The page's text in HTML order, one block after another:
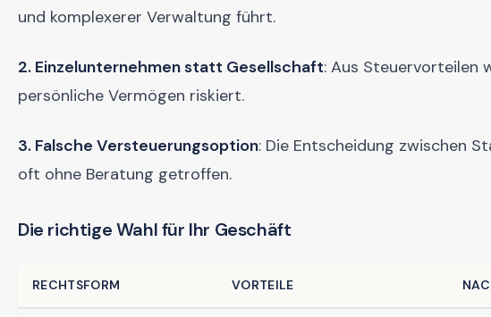
und komplexerer Verwaltung führt.
2. Einzelunternehmen statt Gesellschaft: Aus Steuervorteilen
persönliche Vermögen riskiert.
3. Falsche Versteuerungsoption: Die Entscheidung zwischen
oft ohne Beratung getroffen.
Die richtige Wahl für Ihr Geschäft
RECHTSFORM VORTEILE